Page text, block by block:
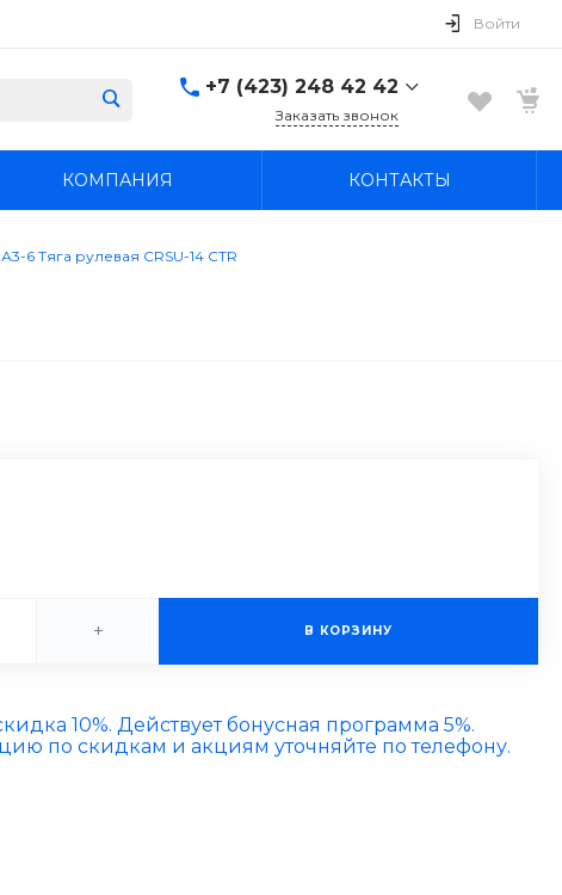
Войти
+7 (423) 248 42 42
Надеждинский район, п.
Заказать звонок
КОМПАНИЯ КОНТАКТЫ
А3-6 Тяга рулевая CRSU-14 CTR
+ В КОРЗИНУ
10%. Действует бонусная программа 5%.
по скидкам и акциям уточняйте по телефону.